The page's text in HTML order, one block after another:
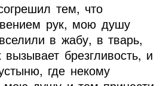
тем, что
рук, мою душу
в жабу, в тварь,
вызывает брезгливость, и
где некому